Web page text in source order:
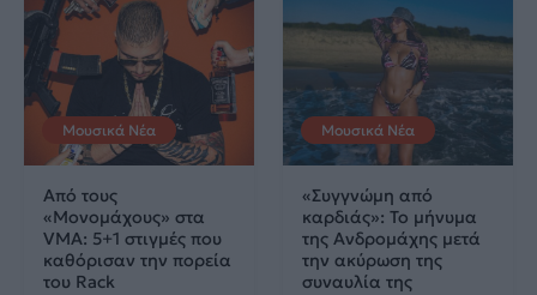
Μουσικά Νέα
Από τους
«Μονομάχους» στα
VMA: 5+1 στιγμές που
καθόρισαν την πορεία
του Rack
Μουσικά Νέα
«Συγγνώμη από
καρδιάς»: Το μήνυμα
της Ανδρομάχης μετά
την ακύρωση της
συναυλία της